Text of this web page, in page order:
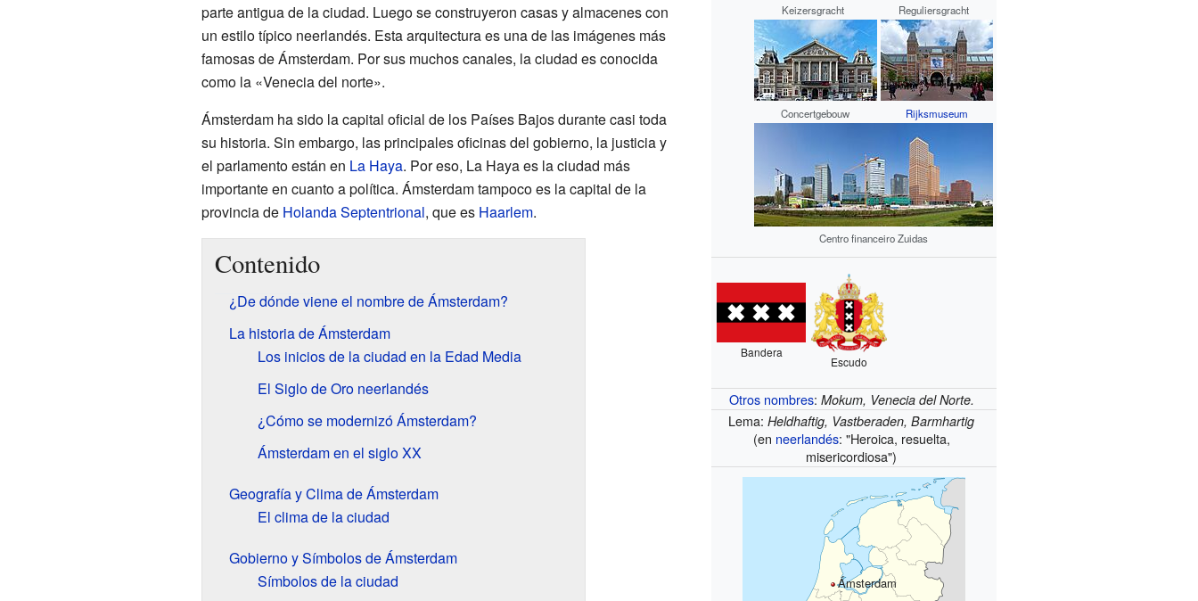
Keizersgracht Reguliersgracht
Concertgebouw Rijksmuseum
Centro financeiro Zuidas
Bandera
Escudo
Otros nombres: Mokum, Venecia del Norte.
Lema:Heldhaftig, Vastberaden, Barmhartig
(en neerlandés: "Heroica, resuelta,
misericordiosa")
Ámsterdam
parte antigua de la ciudad. Luego se construyeron casas y almacenes con
un estilo típico neerlandés. Esta arquitectura es una de las imágenes más
famosas de Ámsterdam. Por sus muchos canales, la ciudad es conocida
como la «Venecia del norte».
Ámsterdam ha sido la capital oficial de los Países Bajos durante casi toda
su historia. Sin embargo, las principales oficinas del gobierno, la justicia y
el parlamento están en La Haya. Por eso, La Haya es la ciudad más
importante en cuanto a política. Ámsterdam tampoco es la capital de la
provincia de Holanda Septentrional, que es Haarlem.
Contenido
¿De dónde viene el nombre de Ámsterdam?
La historia de Ámsterdam
Los inicios de la ciudad en la Edad Media
El Siglo de Oro neerlandés
¿Cómo se modernizó Ámsterdam?
Ámsterdam en el siglo XX
Geografía y Clima de Ámsterdam
El clima de la ciudad
Gobierno y Símbolos de Ámsterdam
Símbolos de la ciudad